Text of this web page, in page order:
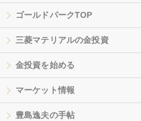
ゴールドパークTOP
三菱マテリアルの金投資
金投資を始める
マーケット情報
豊島逸夫の手帖